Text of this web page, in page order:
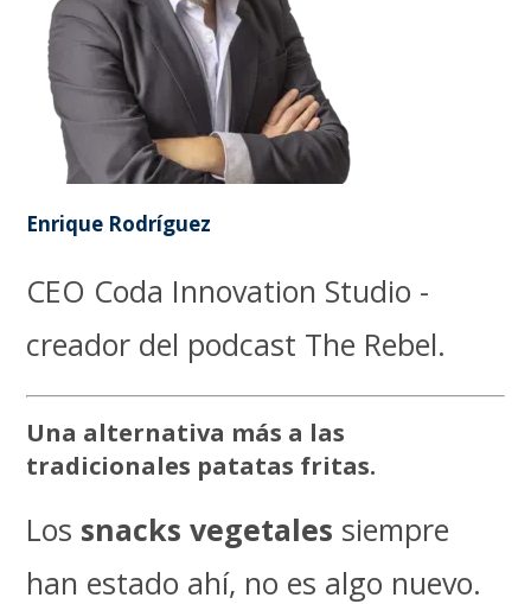
Enrique Rodríguez
CEO Coda Innovation Studio -
creador del podcast The Rebel.
Una alternativa más a las
tradicionales patatas fritas.
Los snacks vegetales siempre
han estado ahí, no es algo nuevo.